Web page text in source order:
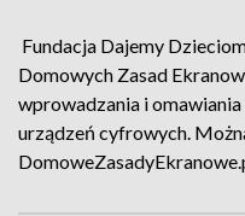
Fundacja Dajemy
Domowych Zasad
wprowadzania i
urządzeń cyfrowych.